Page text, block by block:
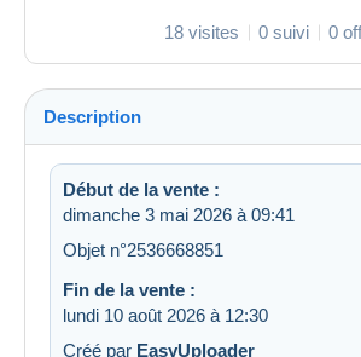
18 visites 0 suivi 0
Description
Début de la vente :
dimanche 3 mai 2026 à 09:41
Objet n°2536668851
Fin de la vente :
lundi 10 août 2026 à 12:30
Créé par EasyUploader